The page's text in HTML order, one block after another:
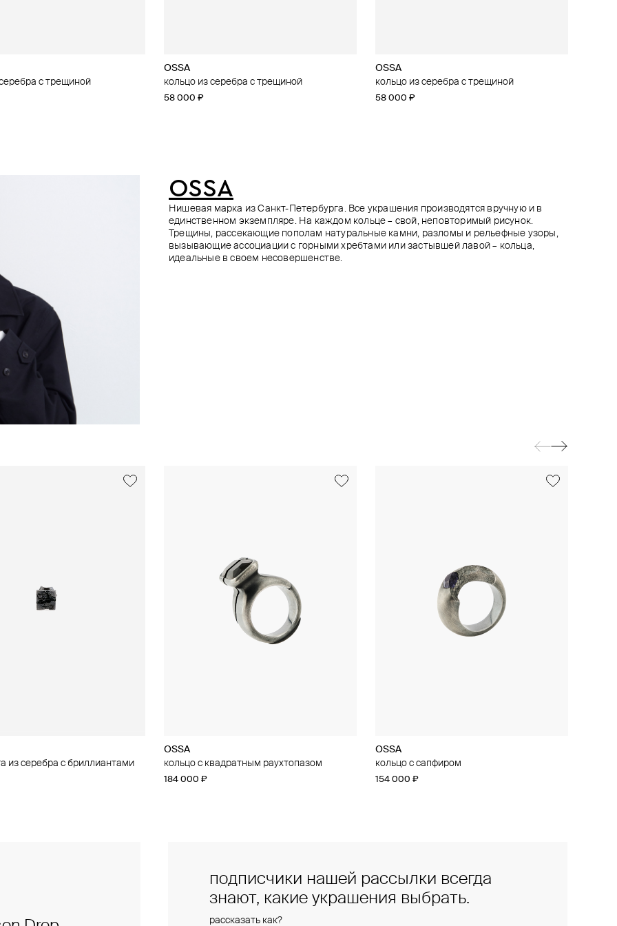
с трещиной
OSSA
кольцо из серебра с трещиной
58 000 ₽
OSSA
кольцо из серебра с трещиной
58 000 ₽
с топазом
OSSA
кольцо из серебра с топазом
155 000 ₽
OSSA
кольцо из серебра с топазом
184 000 ₽
с гранатом
OSSA
кольцо из серебра с раухтопазом
144 000 ₽
OSSA
кольцо из серебра с цирконием
36 000 ₽
с пиритом
OSSA
кольцо из серебра с раухтопазом
144 000 ₽
OSSA
кольцо из серебра с раухтопазом
184 000 ₽
OSSA
Нишевая марка из Санкт-Петербурга. Все украшения производятся вручную и в
единственном экземпляре. На каждом кольце – свой, неповторимый рисунок.
Трещины, рассекающие пополам натуральные камни, разломы и рельефные узоры,
вызывающие ассоциации с горными хребтами или застывшей лавой – кольца,
идеальные в своем несовершенстве.
из серебра с бриллиантами
OSSA
кольцо с квадратным раухтопазом
184 000 ₽
OSSA
кольцо с сапфиром
154 000 ₽
с раухтопазом
OSSA
кольцо с раухтопазом
144 000 ₽
подписчики нашей рассылки всегда
знают, какие украшения выбрать.
рассказать как?